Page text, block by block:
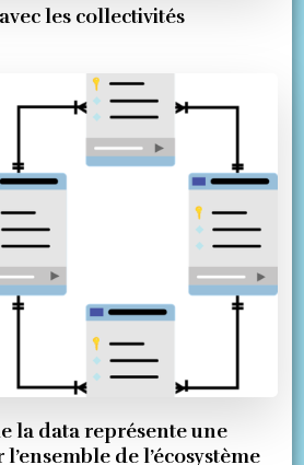
les collectivités
la data représente une
de l’écosystème